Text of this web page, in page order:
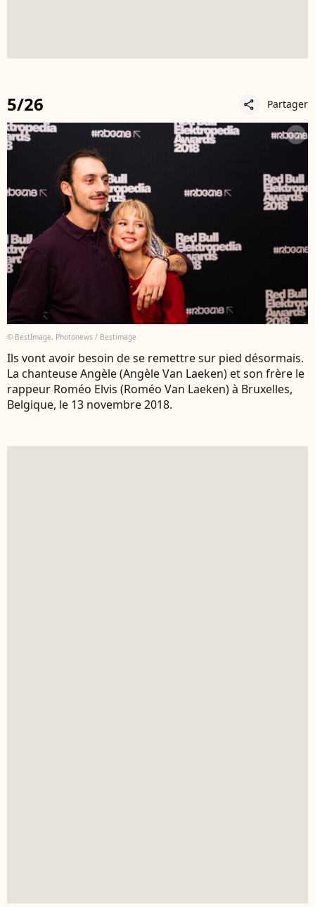
5/26 share Partager
© BestImage, Photonews / Bestimage
Ils vont avoir besoin de se remettre sur pied désormais.
La chanteuse Angèle (Angèle Van Laeken) et son frère le
rappeur Roméo Elvis (Roméo Van Laeken) à Bruxelles,
Belgique, le 13 novembre 2018.